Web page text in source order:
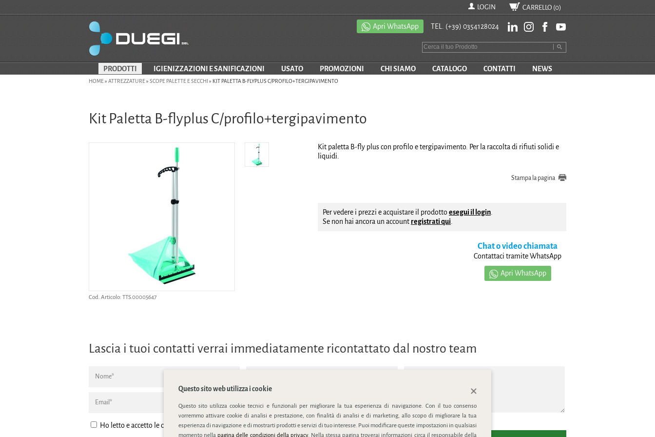
LOGIN CARRELLO (0)
Apri WhatsApp TEL. (+39) 0354128024
PRODOTTI IGIENIZZAZIONI E SANIFICAZIONI USATO PROMOZIONI CHI SIAMO CATALOGO CONTATTI NEWS
HOME» ATTREZZATURE» SCOPE PALETTE E SECCHI » KIT PALETTA B-FLYPLUS C/PROFILO+TERGIPAVIMENTO
Kit Paletta B-flyplus C/profilo+tergipavimento
Cod. Articolo: TTS.00005647
Kit paletta B-fly plus con profilo e tergipavimento. Per la raccolta di rifiuti solidi e
liquidi.
Stampa la pagina
Per vedere i prezzi e acquistare il prodottoesegui il login.
Se non hai ancora un account registrati qui.
Chat o video chiamata
Contattaci tramite WhatsApp
Apri WhatsApp
Lascia i tuoi contatti verrai immediatamente ricontattato dal nostro team
Ho letto e accetto le condizione della privacy policy
Questo sito web utilizza i cookie
Questo sito utilizza cookie tecnici e funzionali per migliorare la tua esperienza di navigazione. Con il tuo consenso
vorremmo attivare cookie di analisi e prestazione, con finalità di analisi e di marketing, allo scopo di migliorare la tua
esperienza di navigazione e di mostrarti prodotti e servizi di tuo interesse. Puoi modificare queste impostazioni in qualsiasi
momento nella pagina delle condizioni della privacy. Nella stessa pagina troverai informazioni circa il responsabile della